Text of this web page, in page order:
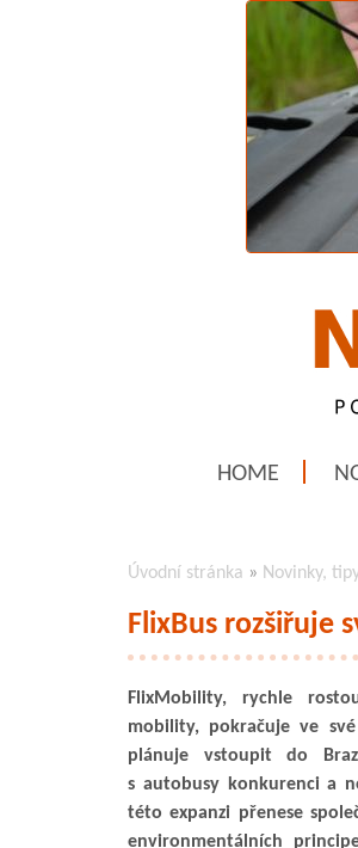
HOME
Úvodní stránka » Novinky,
FlixBus rozšiřuje
FlixMobility, rychle
mobility, pokračuje ve
plánuje vstoupit do
s autobusy konkurenci a
této expanzi přenese
environmentálních